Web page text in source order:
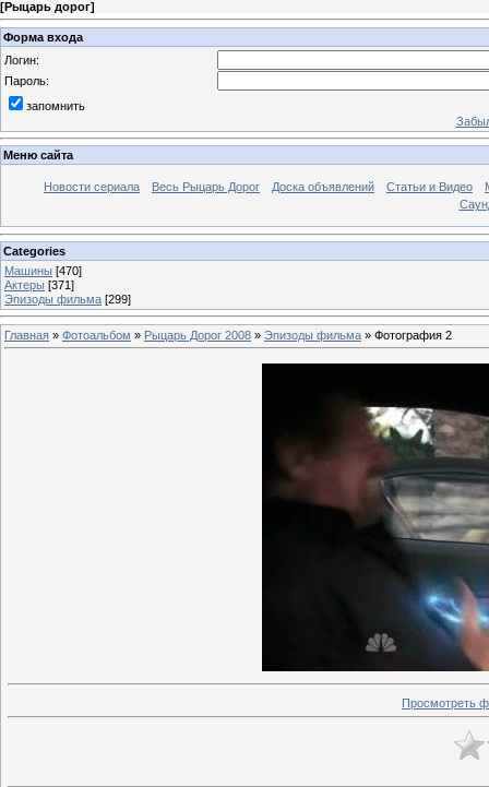
[Рыцарь дорог]
Форма входа
Логин:
Пароль:
запомнить
Меню сайта
Новости сериала Весь Рыцарь Дорог Доска объявлений Статьи и Видео
Categories
Машины [470]
Актеры [371]
Эпизоды фильма [299]
Главная » Фотоальбом » Рыцарь Дорог 2008 » Эпизоды фильма » Фотография 2
Просмотреть